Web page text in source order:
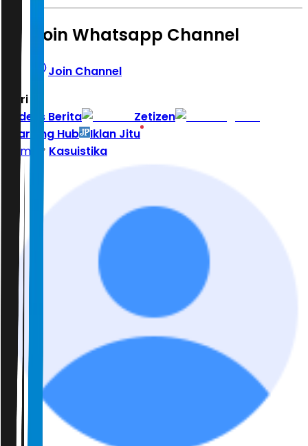
Join Whatsapp Channel
Join Channel
Hari ini
Indeks Berita
Zetizen
Learning Hub
Iklan Jitu
Home
Kasuistika